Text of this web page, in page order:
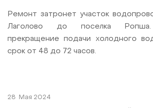
Ремонт затронет участок
Лаголово до поселка Ропша.
прекращение подачи холодного
срок от 48 до 72 часов.
28 Мая 2024